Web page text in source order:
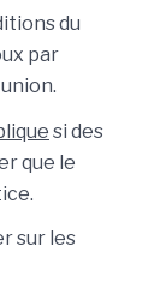
du
par
si des
que le
sur les